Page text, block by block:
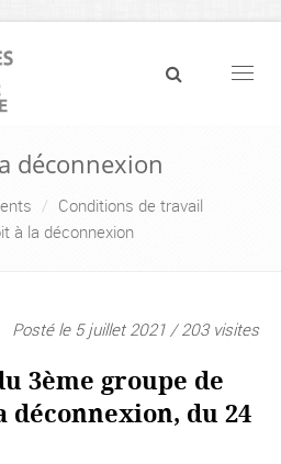
déconnexion
Conditions de travail
à la déconnexion
Posté le 5 juillet 2021 / 203 visites
3ème groupe de
du 24